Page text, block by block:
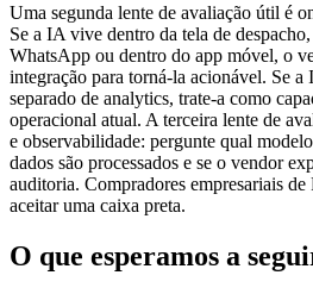
Uma segunda lente de avaliação útil é
Se a IA vive dentro da tela de
WhatsApp ou dentro do app móvel, o
integração para torná-la acionável. Se
separado de analytics, trate-a como
operacional atual. A terceira lente de
e observabilidade: pergunte qual
dados são processados e se o vendor
auditoria. Compradores empresariais
aceitar uma caixa preta.
O que esperamos a